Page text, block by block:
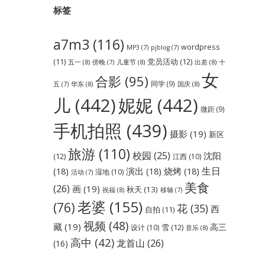
标签
a7m3 (116) MP3 (7) pjblog(7) wordpress
(11) 五一(8) 傍晚(7) 儿童节(8) 党员活动 (12) 出差(8) 十
五 (7) 华东(8) 合影 (95) 同学(9) 国庆(8) 女
儿(442)妮妮(442) 微距(9)
手机拍照 (439) 摄影(19) 新区
(12) 旅游(110) 校园 (25) 江西(10) 沈阳
(18) 活动 (7) 湿地(10) 演出 (18) 烧烤(18) 生日
(26) 画(19) 祝福(8) 秋天 (13) 移轴(7) 美食
(76)老婆 (155) 自拍 (11) 花(35) 西
藏(19) 视频 (48) 设计(10) 雪(12) 音乐(8) 高三
(16) 高中 (42)龙首山 (26)